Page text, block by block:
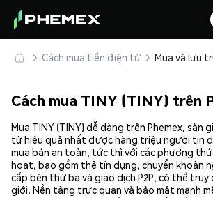
Cách mua tiền điện tử
Cách mua TINY (TINY) trên
Mua TINY (TINY) dễ dàng trên Phemex, sàn
tử hiệu quả nhất được hàng triệu người tin
mua bán an toàn, tức thì với các phương
hoạt, bao gồm thẻ tín dụng, chuyển khoản
cấp bên thứ ba và giao dịch P2P, có thể
giới. Nền tảng trực quan và bảo mật mạnh